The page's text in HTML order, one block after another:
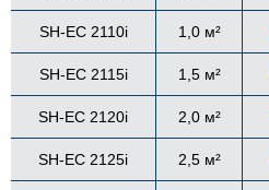
SH-EC 2110i 1,0 м²
SH-EC 2115i 1,5 м²
SH-EC 2120i 2,0 м²
SH-EC 2125i 2,5 м²